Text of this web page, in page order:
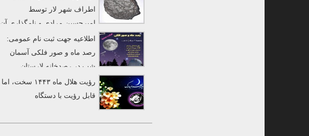
اطراف شهر لار توسط
امیرحسین مرادی و نامگذاری آن
به «رصدخانه لارستان »اطلاعیه جهت ثبت نام عمومی:
رصد ماه و صور فلکی آسمان
شب در رصدخانه لارستان
رؤیت هلال ماه ۱۴۴۳ سخت، اما
قابل رؤیت با دستگاه